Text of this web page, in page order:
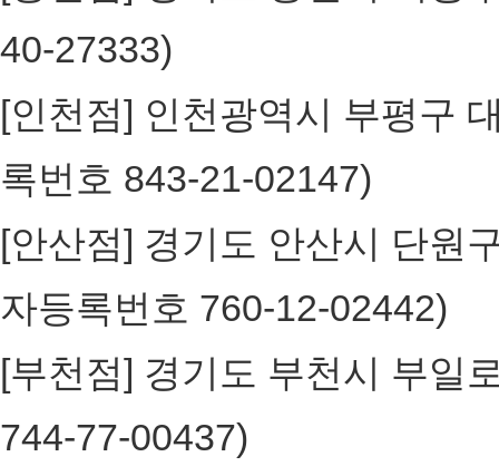
40-27333)
[인천점] 인천광역시 부평구
록번호 843-21-02147)
[안산점] 경기도 안산시 단원
자등록번호 760-12-02442)
[부천점] 경기도 부천시 부일
744-77-00437)